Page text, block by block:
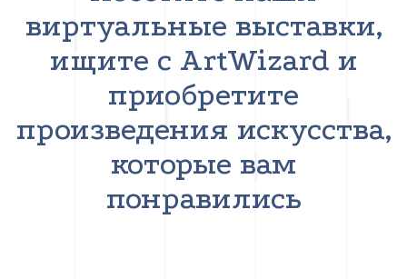
виртуальные выставки,
ищите с ArtWizard и
приобретите
произведения искусства,
которые вам
понравились